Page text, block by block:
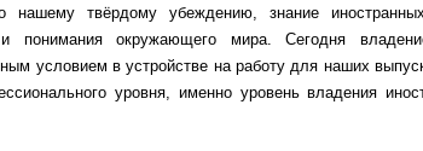
твёрдому убеждению, знание
и понимания окружающего мира. Сегодня
условием в устройстве на работу для наших
уровня, именно уровень владения